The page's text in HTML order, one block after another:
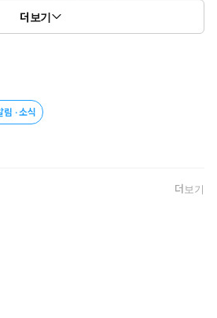
더보기
· 소식
더보기